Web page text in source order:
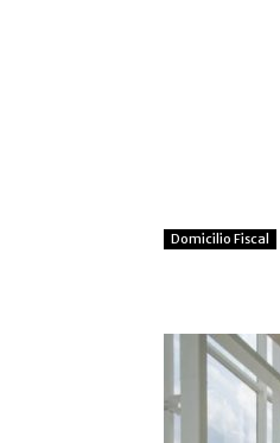
Domicilio Fiscal